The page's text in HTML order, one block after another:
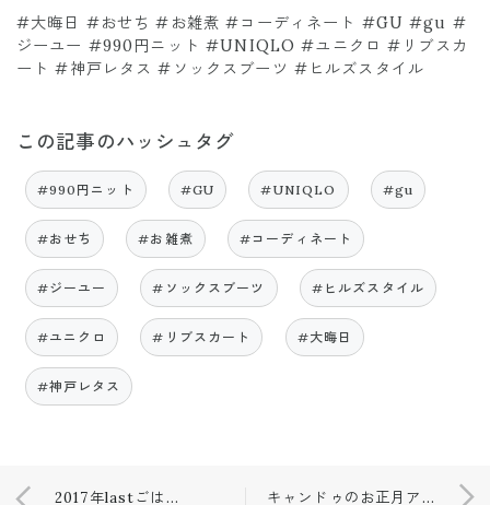
#大晦日 #おせち #お雑煮 #コーディネート #GU #gu #
ジーユー #990円ニット #UNIQLO #ユニクロ #リブスカ
ート #神戸レタス #ソックスブーツ #ヒルズスタイル
この記事のハッシュタグ
#990円ニット #GU #UNIQLO #gu
#おせち #お雑煮 #コーディネート
#ジーユー #ソックスブーツ #ヒルズスタイル
#ユニクロ #リブスカート #大晦日
#神戸レタス
2017年lastごはん♢おせち年越しそば🍣🥂 キャンドゥのお正月アイテム🎍